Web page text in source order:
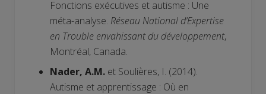
Fonctions exécutives et autisme : Une
méta-analyse. Réseau National d’Expertise
en Trouble envahissant du développement,
Montréal, Canada.
Nader, A.M. et Soulières, I. (2014).
Autisme et apprentissage : Où en